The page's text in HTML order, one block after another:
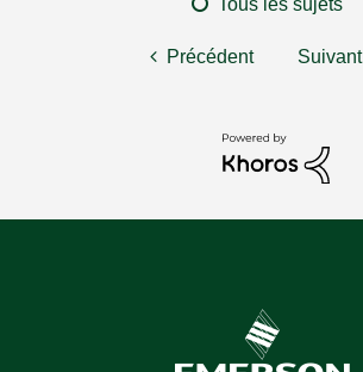
Tous les sujets
Précédent Suivant